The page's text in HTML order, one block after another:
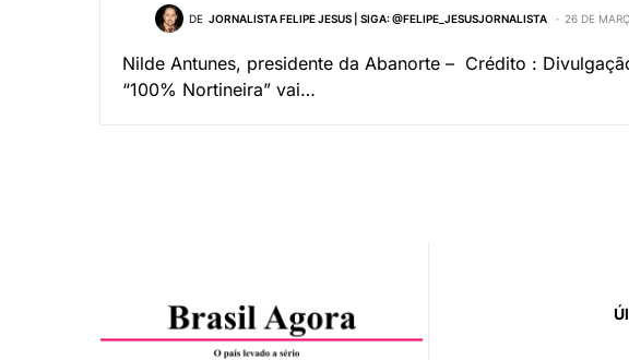
DE JORNALISTA FELIPE JESUS | SIGA: @FELIPE_JESUSJORNALISTA 26 DE
Nilde Antunes, presidente da Abanorte – Crédito :
“100% Nortineira” vai…